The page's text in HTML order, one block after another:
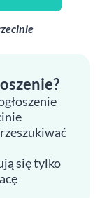
się tylko